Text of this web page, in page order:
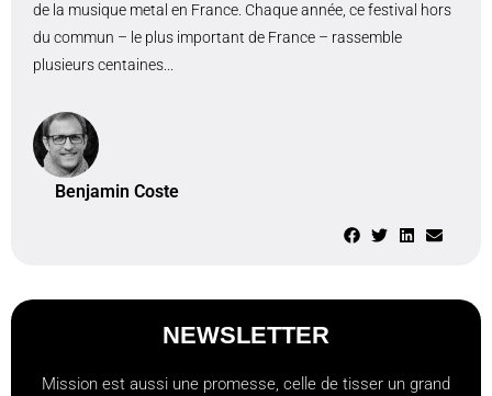
de la musique metal en France. Chaque année, ce festival hors
du commun – le plus important de France – rassemble
plusieurs centaines...
Benjamin Coste
NEWSLETTER
Mission est aussi une promesse, celle de tisser un grand